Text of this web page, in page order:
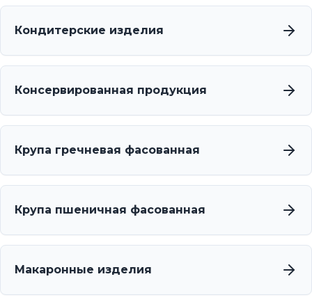
Кондитерские изделия
Консервированная продукция
Крупа гречневая фасованная
Крупа пшеничная фасованная
Макаронные изделия